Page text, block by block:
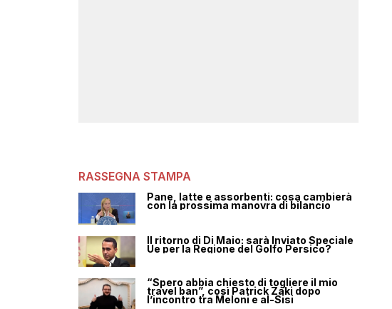
RASSEGNA STAMPA
Pane, latte e assorbenti: cosa cambierà
con la prossima manovra di bilancio
Il ritorno di Di Maio: sarà Inviato Speciale
Ue per la Regione del Golfo Persico?
“Spero abbia chiesto di togliere il mio
travel ban”, così Patrick Zaki dopo
l’incontro tra Meloni e al-Sisi